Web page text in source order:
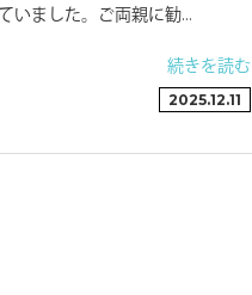
いました。ご両親に勧…
続きを読む
2025.12.11